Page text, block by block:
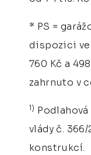
* PS =
dispozici ve
760 Kč a
zahrnuto v
1)
vlády č. 366/
konstrukcí.